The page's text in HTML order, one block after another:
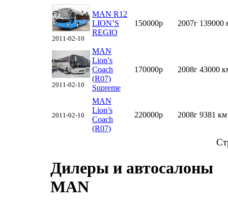
2011-02-10
MAN R12
LION’S
REGIO
150000р 2007г 139000
2011-02-10
MAN
Lion’s
Coach
(R07)
Supreme
170000р 2008г 43000
2011-02-10
MAN
Lion’s
Coach
(R07)
220000р 2008г 9381 км
Дилеры и автосалоны
MAN